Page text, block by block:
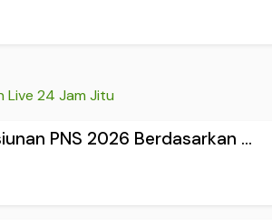
Live 24 Jam Jitu
PNS 2026 Berdasarkan ...